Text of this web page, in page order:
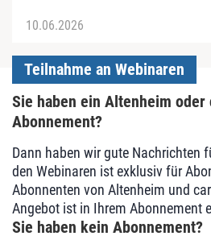
10.06.2026
Teilnahme an Webinaren
Sie haben ein Altenheim
Abonnement?
Dann haben wir gute Nachrichten
den Webinaren ist exklusiv für
Abonnenten von Altenheim und
Angebot ist in Ihrem Abonnement
Sie haben kein Abonnement?